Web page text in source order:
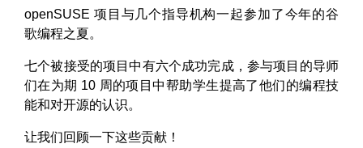
openSUSE 项目与几个指导机构一起参加了今年的谷
歌编程之夏。
七个被接受的项目中有六个成功完成，参与项目的导师
们在为期 10 周的项目中帮助学生提高了他们的编程技
能和对开源的认识。
让我们回顾一下这些贡献！